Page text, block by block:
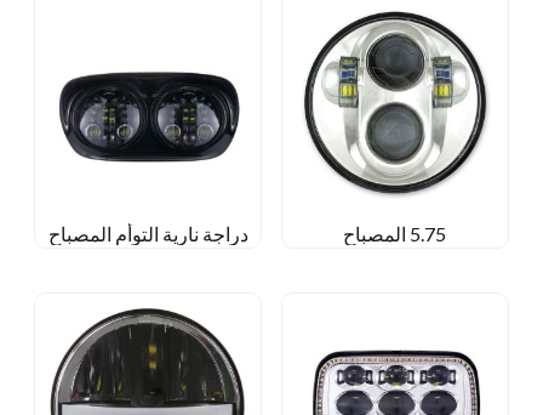
دراجة نارية التوأم المصباح 5.75 المصباح